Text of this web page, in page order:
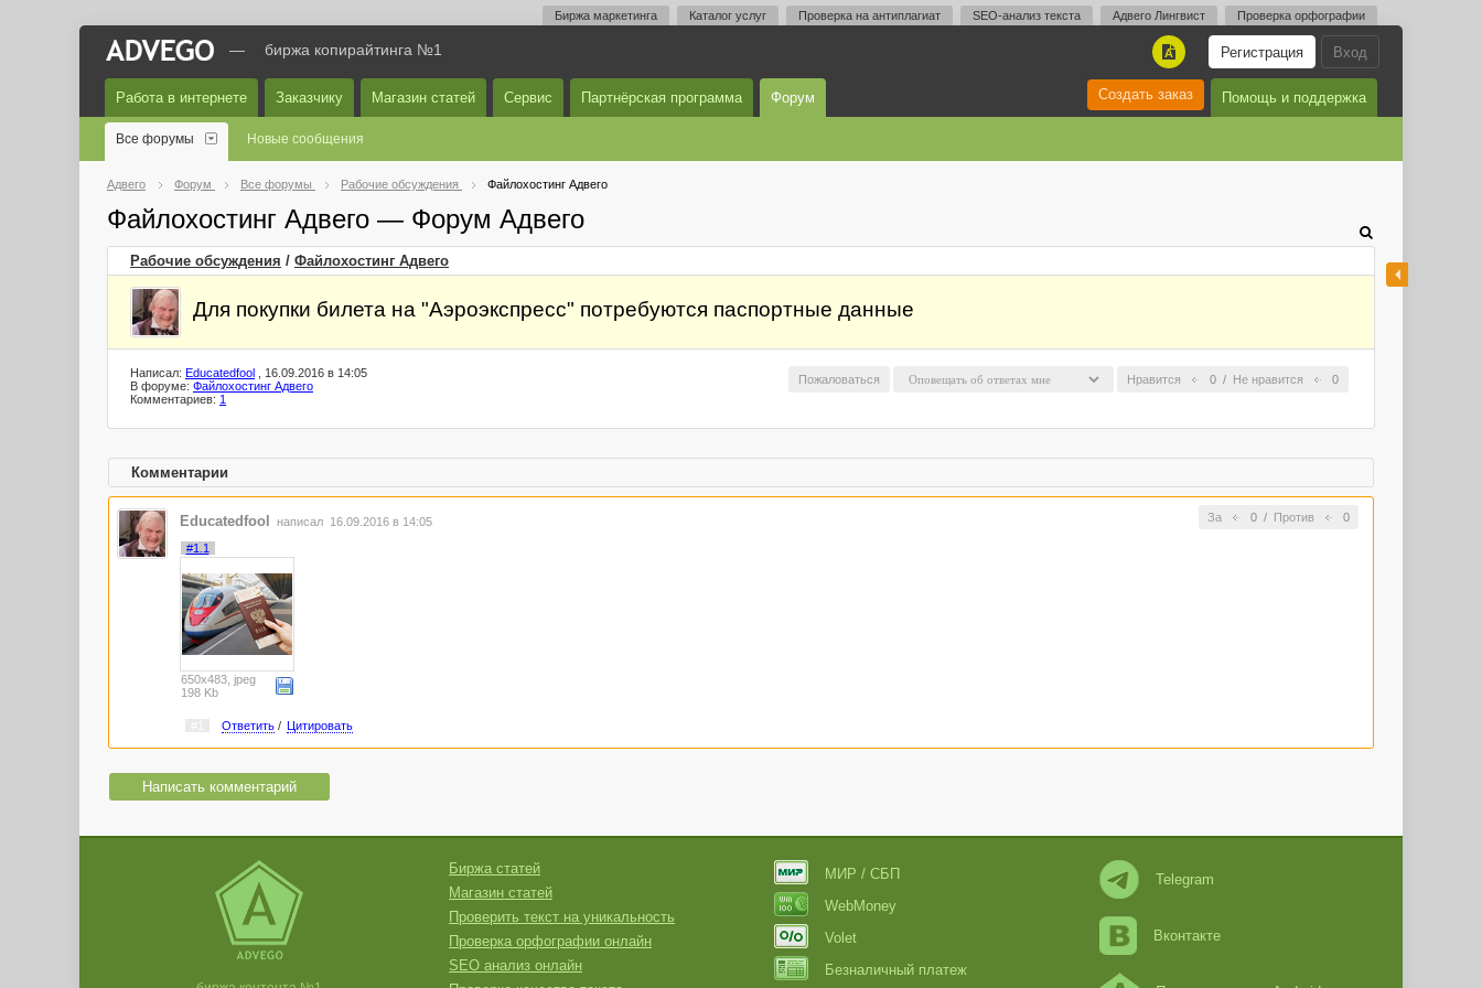
Биржа маркетинга Каталог услуг Проверка на антиплагиат SEO-анализ текста Адвего Лингвист Проверка орфографии
Вход
Регистрация
A
— биржа копирайтинга №1
Работа в интернете Заказчику Магазин статей Сервис Партнёрская программа Форум Помощь и поддержка
Создать заказ
Все форумы Новые сообщения
Адвего Форум Все форумы Рабочие обсуждения Файлохостинг Адвего
Файлохостинг Адвего — Форум Адвего
Рабочие обсуждения / Файлохостинг Адвего
Для покупки билета на "Аэроэкспресс" потребуются паспортные данные
Нравится 0 / Не нравится 0
Пожаловаться
Написал: Educatedfool , 16.09.2016 в 14:05
В форуме: Файлохостинг Адвего
Комментариев: 1
Комментарии
За 0/ Против 0
Educatedfool
написал 16.09.2016 в 14:05
#1.1
650x483, jpeg
198 Kb
Ответить/ Цитировать
Написать комментарий
Биржа статей
Магазин статей
Проверить текст на уникальность
Проверка орфографии онлайн
SEO анализ онлайн
МИР / СБП
WebMoney
Volet
Безналичный платеж
Telegram
Вконтакте